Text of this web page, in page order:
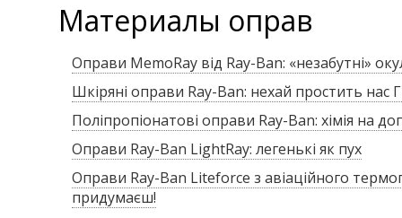
Материалы оправ
Оправи MemoRay від Ray-Ban: «незабутні»
Шкіряні оправи Ray-Ban: нехай простить нас
Поліпропіонатові оправи Ray-Ban: хімія на
Оправи Ray-Ban LightRay: легенькі як пух
Оправи Ray-Ban Liteforce з авіаційного
придумаєш!